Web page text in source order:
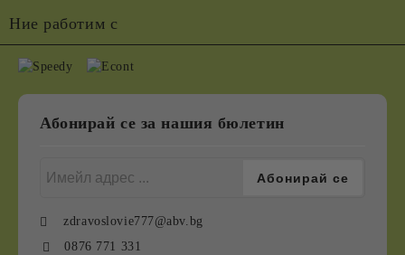
Ние работим с
Абонирай се за нашия бюлетин
zdravoslovie777@abv.bg
0876 771 331